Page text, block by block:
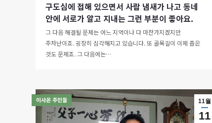
구도심에 접해 있으면서 사람 냄새가 나고 동네
안에 서로가 알고 지내는 그런 부분이 좋아요.
그 다음 해결될 문제는 어느 지역이나 다 마찬가지겠지만
주차난이죠. 굉장히 심각해지고 있습니다. 또 골목길이 이제 좁은
것도 문제죠. 그 다음에는…
11월
11
이사온 주민들